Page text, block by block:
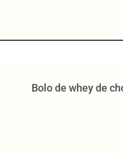
Bolo de whey de